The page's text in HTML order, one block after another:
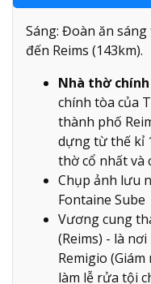
Sáng: Đoàn ăn
đến Reims (143km).
Nhà thờ
chính tòa của
thành phố
dựng từ thế kỉ
thờ cổ nhất và
Chụp ảnh lưu
Fontaine Sube
Vương cung
(Reims) - là
Remigio
làm lễ rửa tội